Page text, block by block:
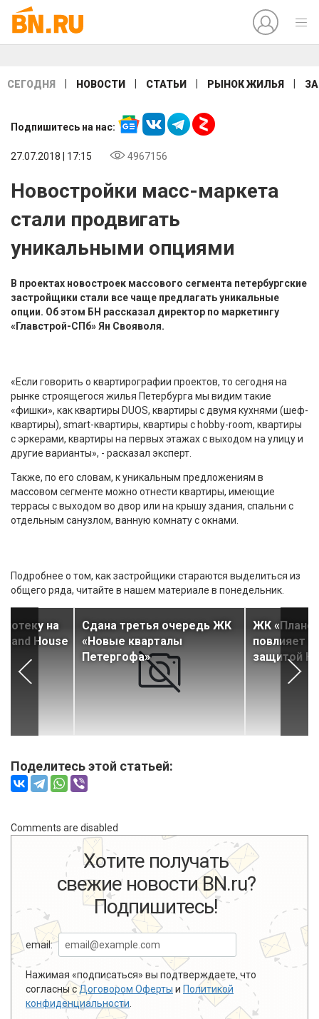
СЕГОДНЯ НОВОСТИ СТАТЬИ РЫНОК ЖИЛЬЯ
Подпишитесь на нас:
27.07.2018 | 17:15 4967156
Новостройки масс-маркета
стали продвигать
уникальными опциями
В проектах новостроек массового сегмента петербургские
застройщики стали все чаще предлагать уникальные
опции. Об этом БН рассказал директор по маркетингу
«Главстрой-СПб» Ян Свояволя.
«Если говорить о квартирографии проектов, то сегодня на
рынке строящегося жилья Петербурга мы видим такие
«фишки», как квартиры DUOS, квартиры с двумя кухнями (шеф-
квартиры), smart-квартиры, квартиры с hobby-room, квартиры
с эркерами, квартиры на первых этажах с выходом на улицу и
другие варианты», - расказал эксперт.
Также, по его словам, к уникальным предложениям в
массовом сегменте можно отнести квартиры, имеющие
террасы с выходом во двор или на крышу здания, спальни с
отдельным санузлом, ванную комнату с окнами.
Подробнее о том, как застройщики стараются выделиться из
общего ряда, читайте в нашем материале в понедельник.
на
House
Сдана третья очередь ЖК
«Новые кварталы
Петергофа»
ЖК
повлияет
защитой
Поделитесь этой статьей:
Comments are disabled
Хотите получать
свежие новости BN.ru?
Подпишитесь!
email:
Нажимая «подписаться» вы подтверждаете, что
согласны сДоговором Оферты и Политикой
конфиденциальности